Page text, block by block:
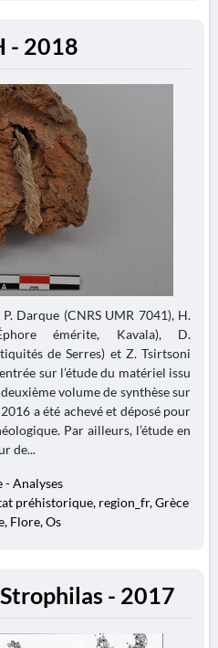
- 2018
Darque (CNRS UMR 7041), H.
émérite, Kavala), D.
de Serres) et Z. Tsirtsoni
sur l’étude du matériel issu
volume de synthèse sur
a été achevé et déposé pour
Par ailleurs, l’étude en
de...
- Analyses
préhistorique, region_fr, Grèce
Flore, Os
- 2017